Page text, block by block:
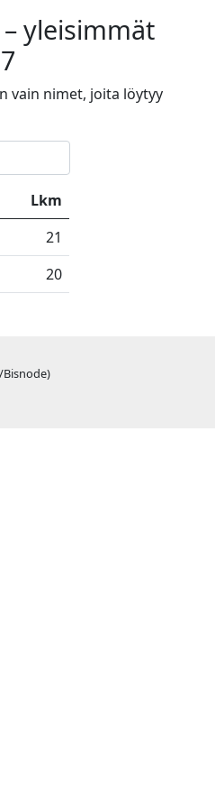
yleisimmät
vain nimet, joita löytyy
Lkm
21
20